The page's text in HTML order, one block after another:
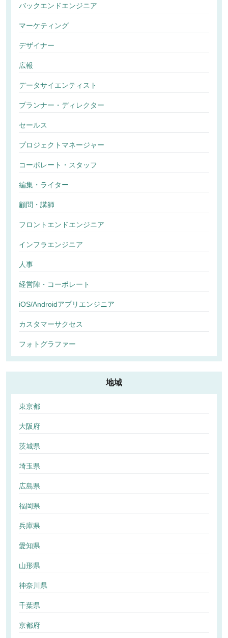
バックエンドエンジニア
マーケティング
デザイナー
広報
データサイエンティスト
プランナー・ディレクター
セールス
プロジェクトマネージャー
コーポレート・スタッフ
編集・ライター
顧問・講師
フロントエンドエンジニア
インフラエンジニア
人事
経営陣・コーポレート
iOS/Androidアプリエンジニア
カスタマーサクセス
フォトグラファー
地域
東京都
大阪府
茨城県
埼玉県
広島県
福岡県
兵庫県
愛知県
山形県
神奈川県
千葉県
京都府